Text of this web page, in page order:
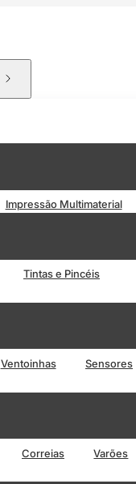
Impressão Multimaterial
Tintas e Pincéis
Ventoinhas Sensores
Correias Varões